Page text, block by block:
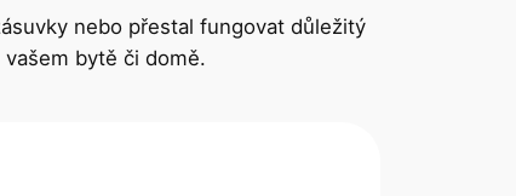
nebo přestal fungovat důležitý
bytě či domě.